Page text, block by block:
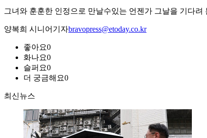
그녀와 훈훈한 인정으로 만날수있는 언젠가 그날을 기다려
양복희 시니어기자bravopress@etoday.co.kr
좋아요0
화나요0
슬퍼요0
더 궁금해요0
최신뉴스